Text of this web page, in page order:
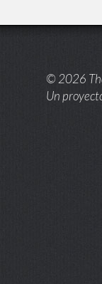
© 2026
Un